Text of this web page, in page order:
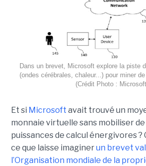
Dans un brevet, Microsoft explore la piste
(ondes cérébrales, chaleur...) pour miner
(Crédit Photo :
Et si Microsoft avait trouvé un
monnaie virtuelle sans mobiliser
puissances de calcul énergivores ?
ce que laisse imaginerun brevet
l’Organisation mondiale de la